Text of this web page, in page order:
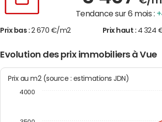
Tendance sur 6 mois :
Prix bas : 2 670 €/m2 Prix haut : 4 324
Evolution des prix immobiliers à Vue
Prix au m2 (source : estimations JDN)
4000